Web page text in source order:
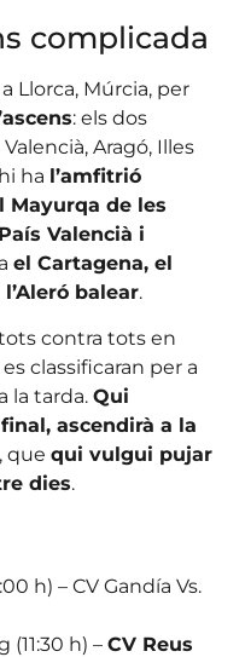
complicada
Llorca, Múrcia, per
: els dos
Aragó, Illes
ha l’amfitrió
Mayurqa de les
Valencià i
el Cartagena, el
balear.
contra tots en
classificaran per a
la tarda. Qui
ascendirà a la
que qui vulgui pujar
dies.
h) – CV Gandía Vs.
h) – CV Reus